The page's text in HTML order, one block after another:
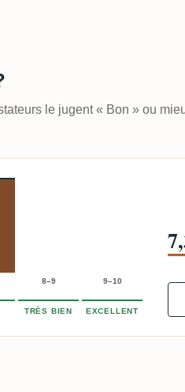
le jugent « Bon » ou
8–9 9–10
TRÈS BIEN EXCELLENT